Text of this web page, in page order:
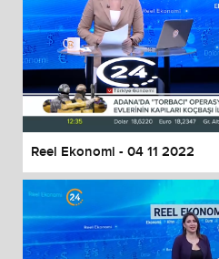
Reel Ekonomi - 04 11 2022